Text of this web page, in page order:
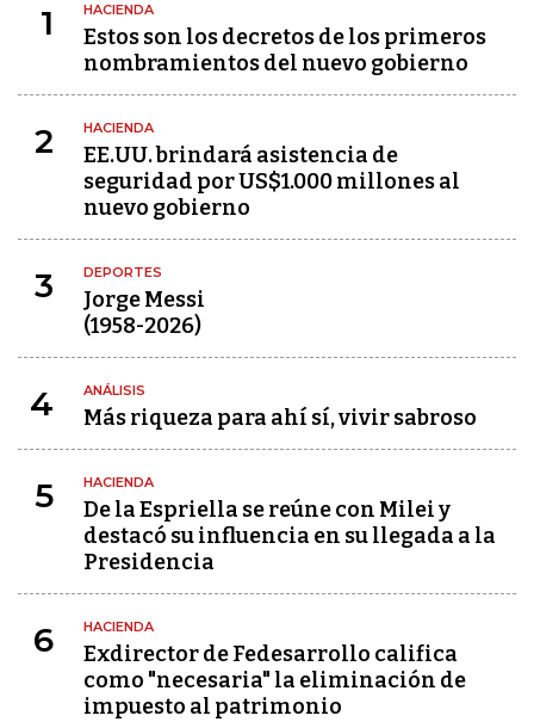
1 HACIENDA
Estos son los decretos de los primeros
nombramientos del nuevo gobierno
2 HACIENDA
EE.UU. brindará asistencia de
seguridad por US$1.000 millones al
nuevo gobierno
3 DEPORTES
Jorge Messi
(1958-2026)
4 ANÁLISIS
Más riqueza para ahí sí, vivir sabroso
5 HACIENDA
De la Espriella se reúne con Milei y
destacó su influencia en su llegada a la
Presidencia
6 HACIENDA
Exdirector de Fedesarrollo califica
como "necesaria" la eliminación de
impuesto al patrimonio